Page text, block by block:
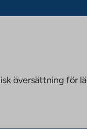
översättning för